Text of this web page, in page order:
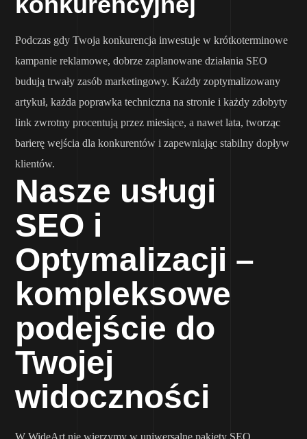
Podczas gdy Twoja konkurencja inwestuje w krótkoterminowe
kampanie reklamowe, dobrze zaplanowane działania SEO
budują trwały zasób marketingowy. Każdy zoptymalizowany
artykuł, każda poprawka techniczna na stronie i każdy zdobyty
link zwrotny procentują przez miesiące, a nawet lata, tworząc
barierę wejścia dla konkurentów i zapewniając stabilny dopływ
klientów.
Nasze usługi
SEO i
Optymalizacji –
kompleksowe
podejście do
Twojej
widoczności
W WideArt nie wierzymy w uniwersalne pakiety SEO.